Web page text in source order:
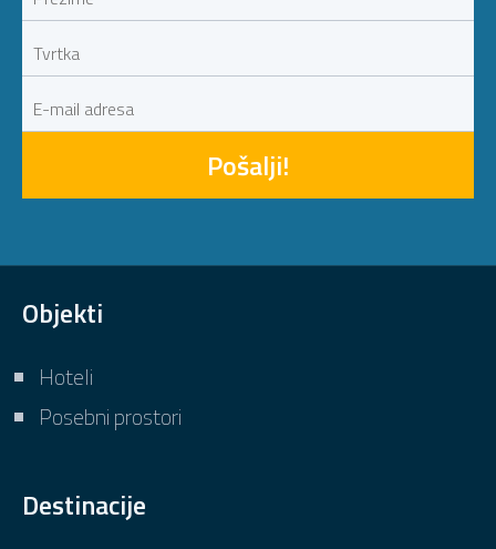
Pošalji!
Objekti
Hoteli
Posebni prostori
Destinacije